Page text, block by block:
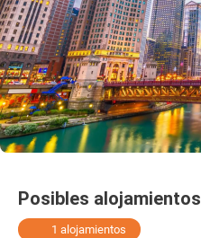
Posibles alojamientos
1 alojamientos